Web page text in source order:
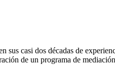
casi dos décadas de
de un programa de